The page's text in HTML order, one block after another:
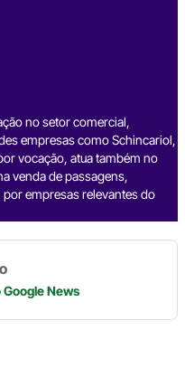
no setor comercial,
empresas como Schincariol,
vocação, atua também no
venda de passagens,
empresas relevantes do
Google News